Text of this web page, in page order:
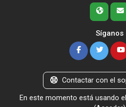
Síganos
Contactar con el
En este momento está usando